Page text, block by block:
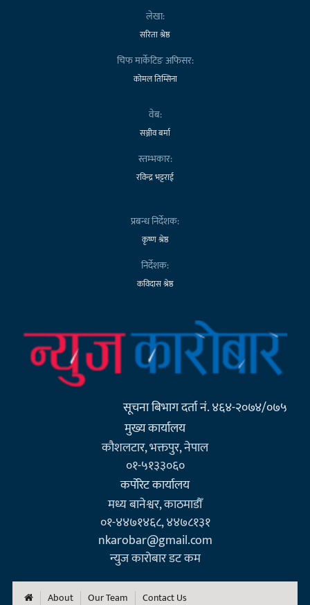
लेखा:
सरिता श्रेष्ठ
चिफ मार्केटिङ अफिसर:
कोमल तिम्सिना
वेब:
सञ्जीव बर्मा
स्तम्भकार:
रविन्द्र भट्टराई
प्रबन्ध निर्देशक:
कृष्ण श्रेष्ठ
निर्देशक:
कविदास श्रेष्ठ
सूचना बिभाग दर्ता नं. ४६४-२०७४/०७५
मुख्य कार्यालय
कौशलटार, भक्तपुर, नेपाल
०१-५१३३०६०
कर्पाेरेट कार्यालय
मध्य बानेश्वर, काठमाडौँ
०१-४४७१४६८, ४४७८१३१
nkarobar@gmail.com
न्युज कारोबार डट कम
About Our Team Contact Us